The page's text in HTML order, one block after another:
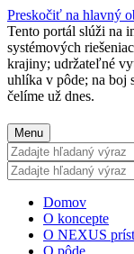
Preskočiť na hlavný
Tento portál slúži na
systémových
krajiny; udržateľné
uhlíka v pôde; na boj
čelíme už dnes.
Menu
Domov
O koncepte
O NEXUS